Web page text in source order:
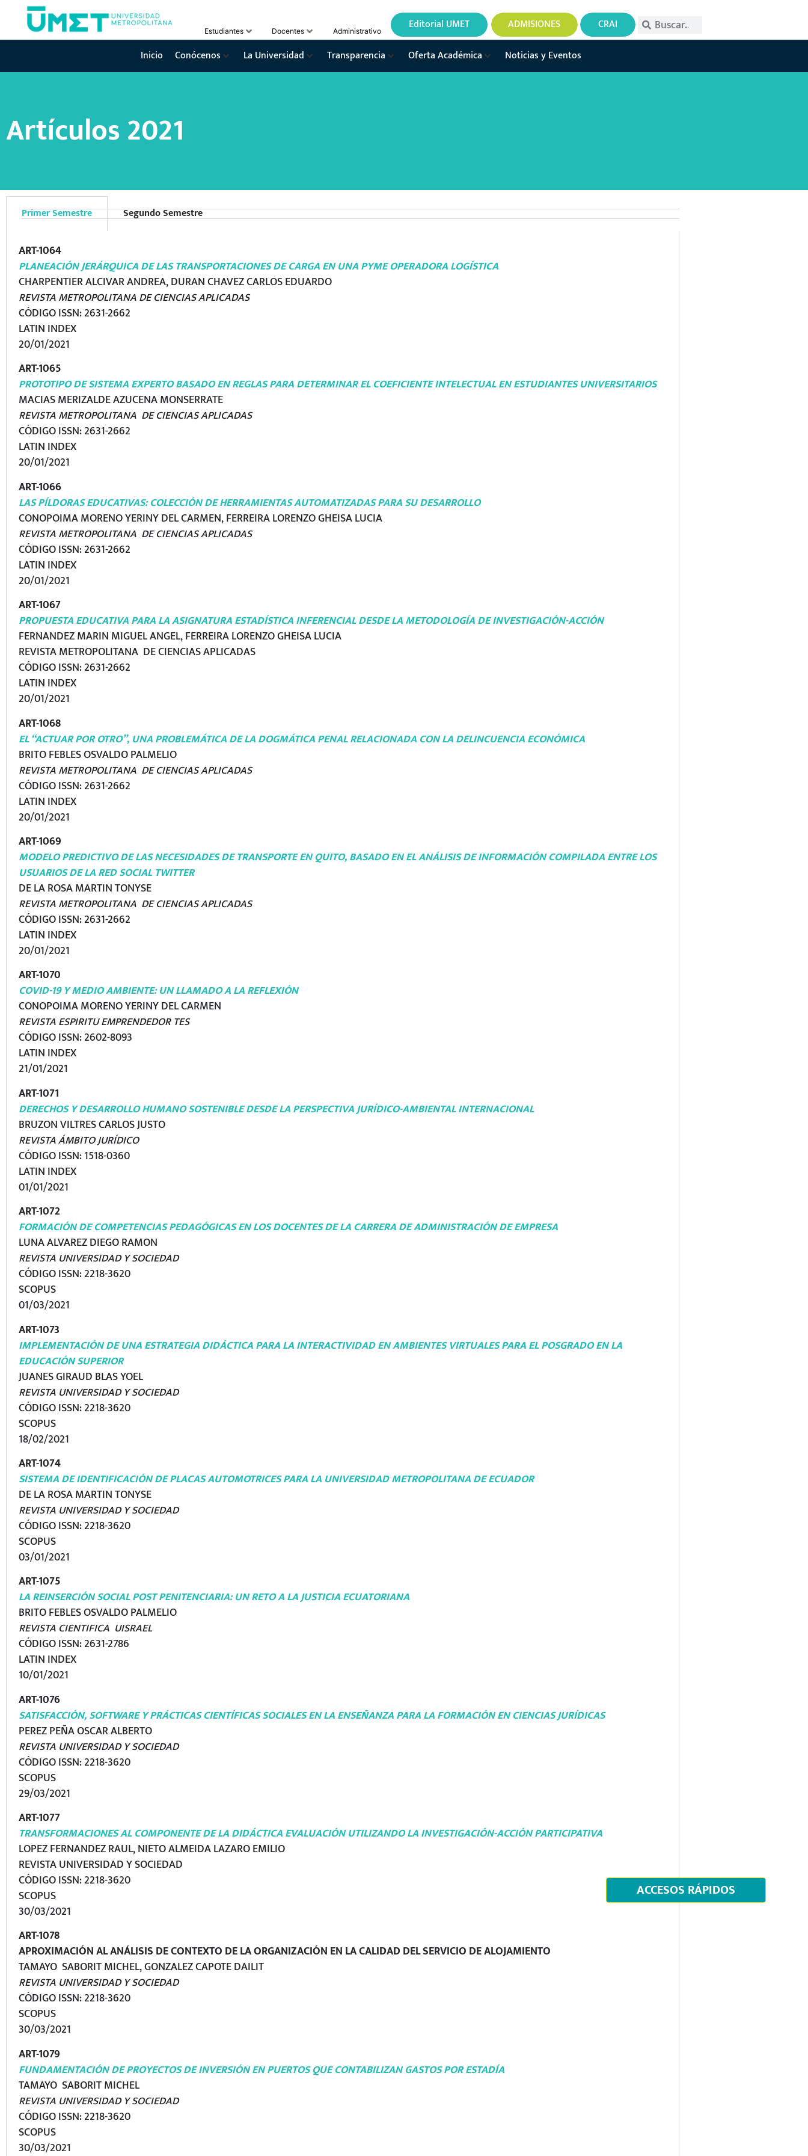
ACCESOS RÁPIDOS
Estudiantes Docentes Administrativo Editorial UMET ADMISIONES
CRAI
Inicio
Conócenos La Universidad Transparencia Oferta Académica Noticias y Eventos
Artículos 2021
Primer Semestre Segundo Semestre
ART-1064
PLANEACIÓN JERÁRQUICA DE LAS TRANSPORTACIONES DE CARGA EN UNA PYME OPERADORA LOGÍSTICA
CHARPENTIER ALCIVAR ANDREA, DURAN CHAVEZ CARLOS EDUARDO
REVISTA METROPOLITANA DE CIENCIAS APLICADAS
CÓDIGO ISSN: 2631-2662
LATIN INDEX
20/01/2021
ART-1065
PROTOTIPO DE SISTEMA EXPERTO BASADO EN REGLAS PARA DETERMINAR EL COEFICIENTE INTELECTUAL EN ESTUDIANTES UNIVERSITARIOS
MACIAS MERIZALDE AZUCENA MONSERRATE
REVISTA METROPOLITANA DE CIENCIAS APLICADAS
CÓDIGO ISSN: 2631-2662
LATIN INDEX
20/01/2021
ART-1066
LAS PÍLDORAS EDUCATIVAS: COLECCIÓN DE HERRAMIENTAS AUTOMATIZADAS PARA SU DESARROLLO
CONOPOIMA MORENO YERINY DEL CARMEN, FERREIRA LORENZO GHEISA LUCIA
REVISTA METROPOLITANA DE CIENCIAS APLICADAS
CÓDIGO ISSN: 2631-2662
LATIN INDEX
20/01/2021
ART-1067
PROPUESTA EDUCATIVA PARA LA ASIGNATURA ESTADÍSTICA INFERENCIAL DESDE LA METODOLOGÍA DE INVESTIGACIÓN-ACCIÓN
FERNANDEZ MARIN MIGUEL ANGEL, FERREIRA LORENZO GHEISA LUCIA
REVISTA METROPOLITANA DE CIENCIAS APLICADAS
CÓDIGO ISSN: 2631-2662
LATIN INDEX
20/01/2021
ART-1068
EL “ACTUAR POR OTRO”, UNA PROBLEMÁTICA DE LA DOGMÁTICA PENAL RELACIONADA CON LA DELINCUENCIA ECONÓMICA
BRITO FEBLES OSVALDO PALMELIO
REVISTA METROPOLITANA DE CIENCIAS APLICADAS
CÓDIGO ISSN: 2631-2662
LATIN INDEX
20/01/2021
ART-1069
MODELO PREDICTIVO DE LAS NECESIDADES DE TRANSPORTE EN QUITO, BASADO EN EL ANÁLISIS DE INFORMACIÓN COMPILADA ENTRE LOS
USUARIOS DE LA RED SOCIAL TWITTER
DE LA ROSA MARTIN TONYSE
REVISTA METROPOLITANA DE CIENCIAS APLICADAS
CÓDIGO ISSN: 2631-2662
LATIN INDEX
20/01/2021
ART-1070
COVID-19 Y MEDIO AMBIENTE: UN LLAMADO A LA REFLEXIÓN
CONOPOIMA MORENO YERINY DEL CARMEN
REVISTA ESPIRITU EMPRENDEDOR TES
CÓDIGO ISSN: 2602-8093
LATIN INDEX
21/01/2021
ART-1071
DERECHOS Y DESARROLLO HUMANO SOSTENIBLE DESDE LA PERSPECTIVA JURÍDICO-AMBIENTAL INTERNACIONAL
BRUZON VILTRES CARLOS JUSTO
REVISTA ÁMBITO JURÍDICO
CÓDIGO ISSN: 1518-0360
LATIN INDEX
01/01/2021
ART-1072
FORMACIÓN DE COMPETENCIAS PEDAGÓGICAS EN LOS DOCENTES DE LA CARRERA DE ADMINISTRACIÓN DE EMPRESA
LUNA ALVAREZ DIEGO RAMON
REVISTA UNIVERSIDAD Y SOCIEDAD
CÓDIGO ISSN: 2218-3620
SCOPUS
01/03/2021
ART-1073
IMPLEMENTACIÓN DE UNA ESTRATEGIA DIDÁCTICA PARA LA INTERACTIVIDAD EN AMBIENTES VIRTUALES PARA EL POSGRADO EN LA
EDUCACIÓN SUPERIOR
JUANES GIRAUD BLAS YOEL
REVISTA UNIVERSIDAD Y SOCIEDAD
CÓDIGO ISSN: 2218-3620
SCOPUS
18/02/2021
ART-1074
SISTEMA DE IDENTIFICACIÓN DE PLACAS AUTOMOTRICES PARA LA UNIVERSIDAD METROPOLITANA DE ECUADOR
DE LA ROSA MARTIN TONYSE
REVISTA UNIVERSIDAD Y SOCIEDAD
CÓDIGO ISSN: 2218-3620
SCOPUS
03/01/2021
ART-1075
LA REINSERCIÓN SOCIAL POST PENITENCIARIA: UN RETO A LA JUSTICIA ECUATORIANA
BRITO FEBLES OSVALDO PALMELIO
REVISTA CIENTIFICA UISRAEL
CÓDIGO ISSN: 2631-2786
LATIN INDEX
10/01/2021
ART-1076
SATISFACCIÓN, SOFTWARE Y PRÁCTICAS CIENTÍFICAS SOCIALES EN LA ENSEÑANZA PARA LA FORMACIÓN EN CIENCIAS JURÍDICAS
PEREZ PEÑA OSCAR ALBERTO
REVISTA UNIVERSIDAD Y SOCIEDAD
CÓDIGO ISSN: 2218-3620
SCOPUS
29/03/2021
ART-1077
TRANSFORMACIONES AL COMPONENTE DE LA DIDÁCTICA EVALUACIÓN UTILIZANDO LA INVESTIGACIÓN-ACCIÓN PARTICIPATIVA
LOPEZ FERNANDEZ RAUL, NIETO ALMEIDA LAZARO EMILIO
REVISTA UNIVERSIDAD Y SOCIEDAD
CÓDIGO ISSN: 2218-3620
SCOPUS
30/03/2021
ART-1078
APROXIMACIÓN AL ANÁLISIS DE CONTEXTO DE LA ORGANIZACIÓN EN LA CALIDAD DEL SERVICIO DE ALOJAMIENTO
TAMAYO SABORIT MICHEL, GONZALEZ CAPOTE DAILIT
REVISTA UNIVERSIDAD Y SOCIEDAD
CÓDIGO ISSN: 2218-3620
SCOPUS
30/03/2021
ART-1079
FUNDAMENTACIÓN DE PROYECTOS DE INVERSIÓN EN PUERTOS QUE CONTABILIZAN GASTOS POR ESTADÍA
TAMAYO SABORIT MICHEL
REVISTA UNIVERSIDAD Y SOCIEDAD
CÓDIGO ISSN: 2218-3620
SCOPUS
30/03/2021